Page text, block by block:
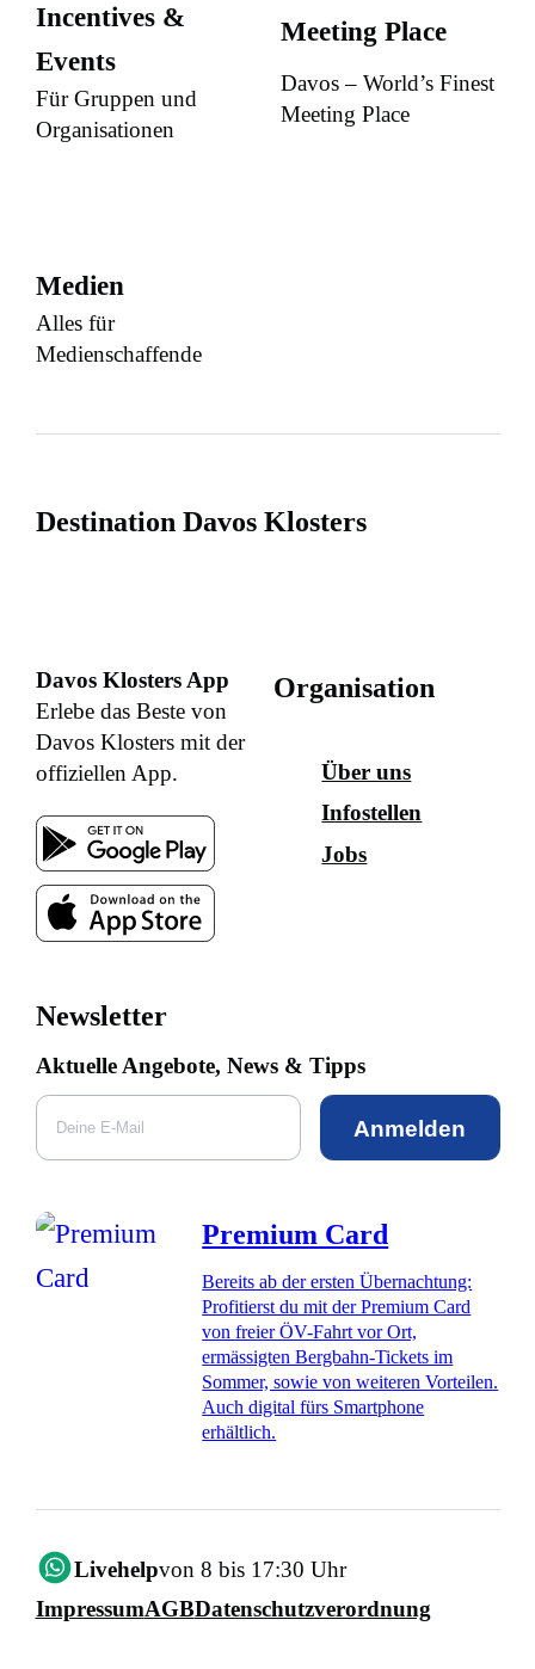
Incentives &
Events
Für Gruppen und
Organisationen
Meeting Place
Davos – World’s Finest
Meeting Place
Medien
Alles für
Medienschaffende
Destination Davos Klosters
Davos Klosters App
Erlebe das Beste von
Davos Klosters mit der
offiziellen App.
Organisation
Über uns
Infostellen
Jobs
Newsletter
Aktuelle Angebote, News & Tipps
Anmelden
Premium Card
Bereits ab der ersten Übernachtung:
Profitierst du mit der Premium Card
von freier ÖV-Fahrt vor Ort,
ermässigten Bergbahn-Tickets im
Sommer, sowie von weiteren Vorteilen.
Auch digital fürs Smartphone
erhältlich.
Livehelpvon 8 bis 17:30 Uhr
ImpressumAGBDatenschutzverordnung